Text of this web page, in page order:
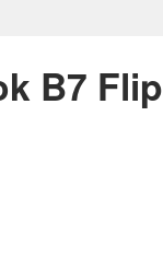
B7 Flip